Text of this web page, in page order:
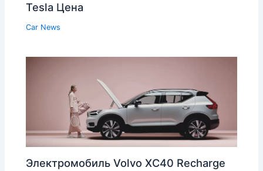
Tesla Цена
Car News
Электромобиль Volvo XC40 Recharge